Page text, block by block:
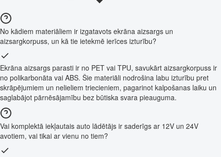
No kādiem materiāliem ir izgatavots ekrāna aizsargs un
aizsargkorpuss, un kā tie ietekmē ierīces izturību?
Ekrāna aizsargs parasti ir no PET vai TPU, savukārt aizsargkorpuss ir
no polikarbonāta vai ABS. Šie materiāli nodrošina labu izturību pret
skrāpējumiem un nelieliem triecieniem, pagarinot kalpošanas laiku un
saglabājot pārnēsājamību bez būtiska svara pieauguma.
Vai komplektā iekļautais auto lādētājs ir saderīgs ar 12V un 24V
avotiem, vai tikai ar vienu no tiem?